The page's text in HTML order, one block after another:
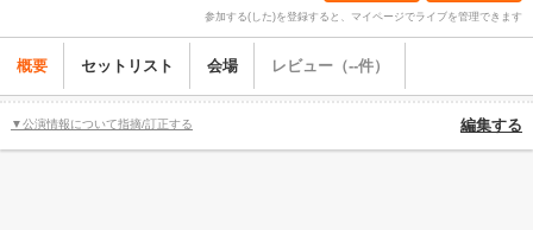
参加する(した)を登録すると、マイページでライブを管理できます
概要 セットリスト 会場 レビュー（--件）
▼公演情報について指摘/訂正する 編集する